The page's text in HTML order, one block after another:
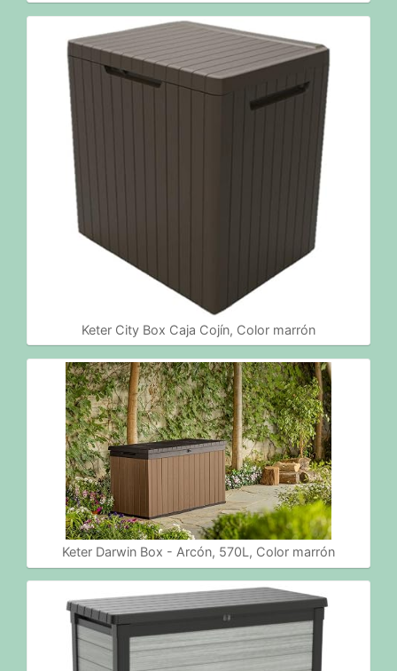
Keter City Box Caja Cojín, Color marrón
Keter Darwin Box - Arcón, 570L, Color marrón